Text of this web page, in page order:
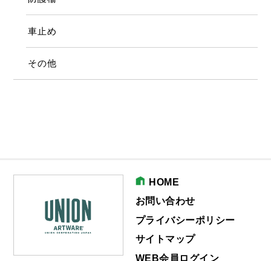
車止め
その他
HOME
お問い合わせ
プライバシーポリシー
サイトマップ
WEB会員ログイン